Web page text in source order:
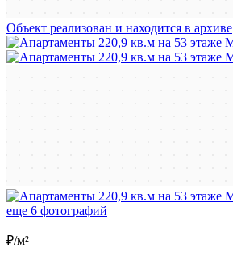
Объект реализован и находится в архиве
еще 6 фотографий
₽/м²